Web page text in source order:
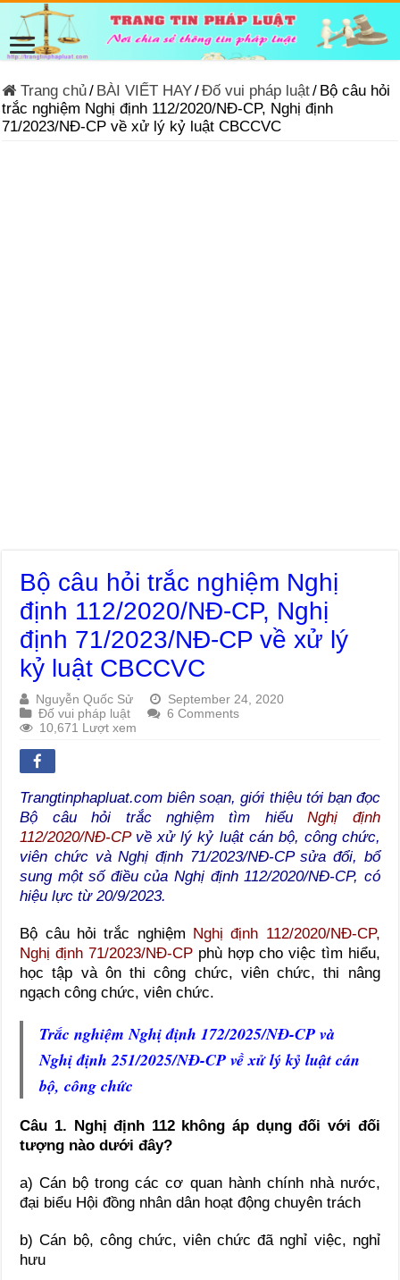
Trang chủ/ BÀI VIẾT HAY/Đố vui pháp luật/ Bộ câu hỏi
trắc nghiệm Nghị định 112/2020/NĐ-CP, Nghị định
71/2023/NĐ-CP về xử lý kỷ luật CBCCVC
Bộ câu hỏi trắc nghiệm Nghị
định 112/2020/NĐ-CP, Nghị
định 71/2023/NĐ-CP về xử lý
kỷ luật CBCCVC
Nguyễn Quốc Sử
September 24, 2020
Đố vui pháp luật
6 Comments
10,671 Lượt xem
Trangtinphapluat.com biên soạn, giới thiệu tới bạn đọc
Bộ câu hỏi trắc nghiệm tìm hiểuNghị định
112/2020/NĐ-CPvề xử lý kỷ luật cán bộ, công chức,
viên chức vàNghị định 71/2023/NĐ-CPsửa đổi, bổ
sung một số điều của Nghị định 112/2020/NĐ-CP, có
hiệu lực từ 20/9/2023.
Bộ câu hỏi trắc nghiệm Nghị định 112/2020/NĐ-CP,
Nghị định 71/2023/NĐ-CP phù hợp cho việc tìm hiểu,
học tập và ôn thi công chức, viên chức, thi nâng
ngạch công chức, viên chức.
Trắc nghiệm Nghị định 172/2025/NĐ-CP và
Nghị định 251/2025/NĐ-CP về xử lý kỷ luật cán
bộ, công chức
Câu 1. Nghị định 112 không áp dụng đối với đối
tượng nào dưới đây?
a) Cán bộ trong các cơ quan hành chính nhà nước,
đại biểu Hội đồng nhân dân hoạt động chuyên trách
b) Cán bộ, công chức, viên chức đã nghỉ việc, nghỉ
hưu